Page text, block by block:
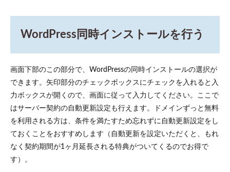
WordPress同時インストールを行う
画面下部のこの部分で、WordPressの同時インストールの選択が
できます。矢印部分のチェックボックスにチェックを入れると入
力ボックスが開くので、画面に従って入力してください。ここで
はサーバー契約の自動更新設定も行えます。ドメインずっと無料
を利用される方は、条件を満たすため忘れずに自動更新設定をし
ておくことをおすすめします（自動更新を設定いただくと、もれ
なく契約期間が1ヶ月延長される特典がついてくるのでお得で
す）。